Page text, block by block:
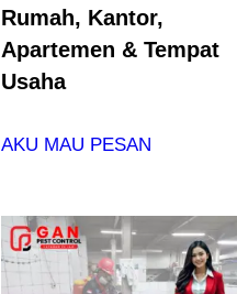
Rumah, Kantor,
Apartemen & Tempat
Usaha
AKU MAU PESAN